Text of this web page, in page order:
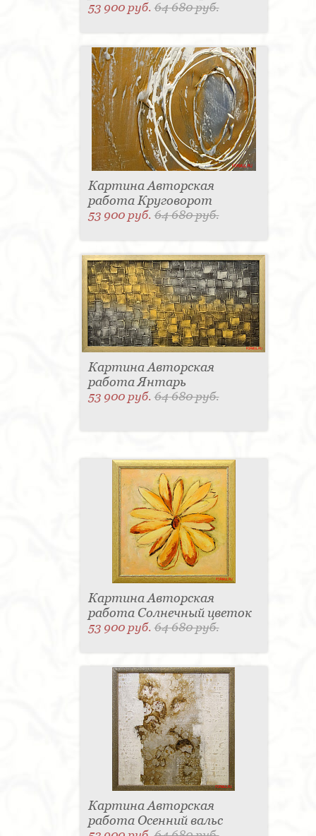
53 900 руб.64 680 руб.
Картина Авторская
работа Круговорот
53 900 руб.64 680 руб.
Картина Авторская
работа Янтарь
53 900 руб.64 680 руб.
Картина Авторская
работа Солнечный цветок
53 900 руб.64 680 руб.
Картина Авторская
работа Осенний вальс